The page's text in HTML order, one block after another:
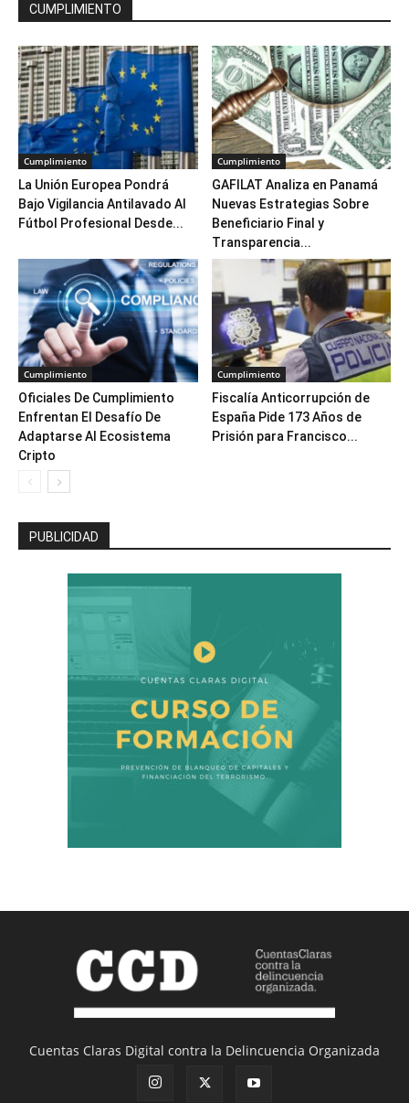
CUMPLIMIENTO
Cumplimiento
La Unión Europea Pondrá
Bajo Vigilancia Antilavado Al
Fútbol Profesional Desde...
Cumplimiento
GAFILAT Analiza en Panamá
Nuevas Estrategias Sobre
Beneficiario Final y
Transparencia...
Cumplimiento
Oficiales De Cumplimiento
Enfrentan El Desafío De
Adaptarse Al Ecosistema
Cripto
Cumplimiento
Fiscalía Anticorrupción de
España Pide 173 Años de
Prisión para Francisco...
PUBLICIDAD
Cuentas Claras Digital contra la Delincuencia Organizada